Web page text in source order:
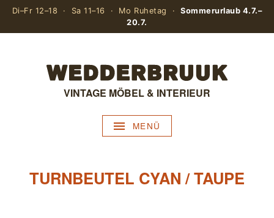
Di–Fr 12–18 · Sa 11–16 · Mo Ruhetag ·Sommerurlaub 4.7.–
20.7.
VINTAGE MÖBEL & INTERIEUR
MENÜ
TURNBEUTEL CYAN / TAUPE